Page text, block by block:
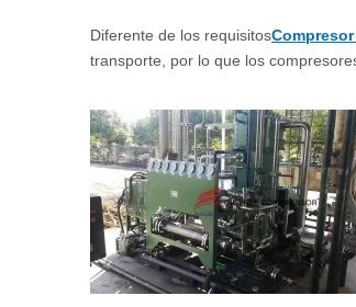
Diferente de los requisitos
transporte, por lo que los